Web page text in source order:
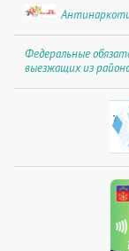
Федеральные
выезжащих из